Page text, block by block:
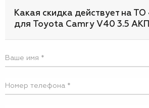
Какая скидка действует на
для Toyota Camry V40 3.5